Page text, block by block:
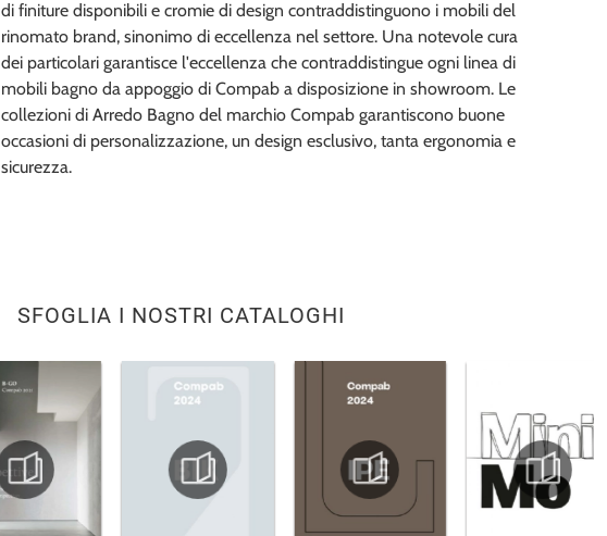
di finiture disponibili e cromie di design contraddistinguono i mobili del
rinomato brand, sinonimo di eccellenza nel settore. Una notevole cura
dei particolari garantisce l'eccellenza che contraddistingue ogni linea di
mobili bagno da appoggio di Compab a disposizione in showroom. Le
collezioni di Arredo Bagno del marchio Compab garantiscono buone
occasioni di personalizzazione, un design esclusivo, tanta ergonomia e
sicurezza.
SFOGLIA I NOSTRI CATALOGHI